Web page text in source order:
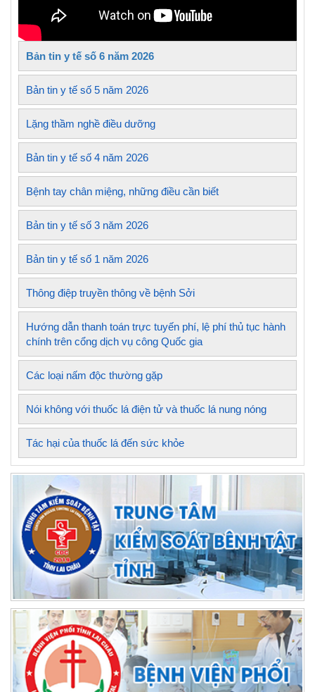
Bản tin y tế số 6 năm 2026
Bản tin y tế số 5 năm 2026
Lặng thầm nghề điều dưỡng
Bản tin y tế số 4 năm 2026
Bệnh tay chân miệng, những điều cần biết
Bản tin y tế số 3 năm 2026
Bản tin y tế số 1 năm 2026
Thông điệp truyền thông về bệnh Sởi
Hướng dẫn thanh toán trực tuyến phí, lệ phí thủ tục hành
chính trên cổng dịch vụ công Quốc gia
Các loại nấm độc thường gặp
Nói không với thuốc lá điện tử và thuốc lá nung nóng
Tác hại của thuốc lá đến sức khỏe